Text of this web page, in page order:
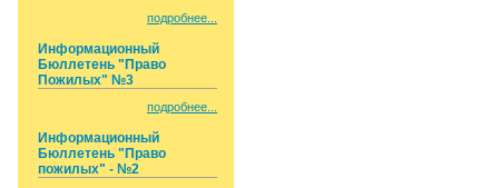
подробнее...
Информационный
Бюллетень "Право
Пожилых" №3
подробнее...
Информационный
Бюллетень "Право
пожилых" - №2